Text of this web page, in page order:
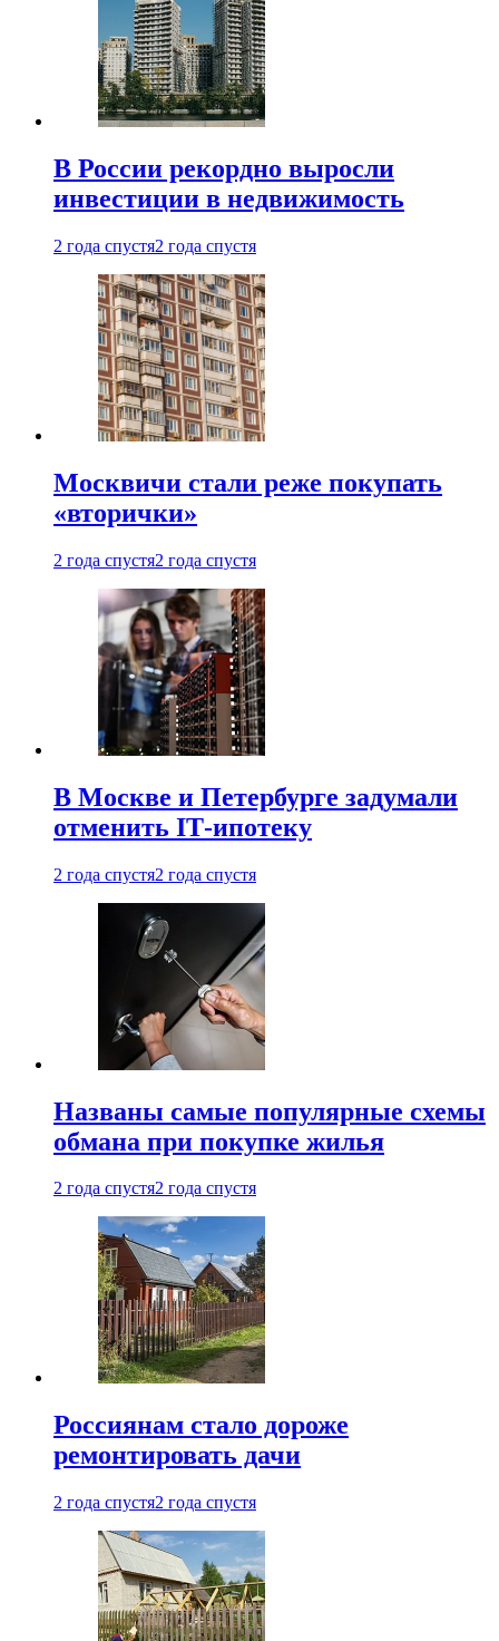
В России рекордно выросли
инвестиции в недвижимость
2 года спустя2 года спустя
Москвичи стали реже покупать
«вторички»
2 года спустя2 года спустя
В Москве и Петербурге задумали
отменить IТ-ипотеку
2 года спустя2 года спустя
Названы самые популярные схемы
обмана при покупке жилья
2 года спустя2 года спустя
Россиянам стало дороже
ремонтировать дачи
2 года спустя2 года спустя